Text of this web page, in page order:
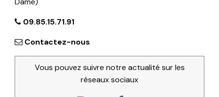
09.85.15.71.91
Contactez-nous
Vous pouvez suivre notre actualité sur les
réseaux sociaux